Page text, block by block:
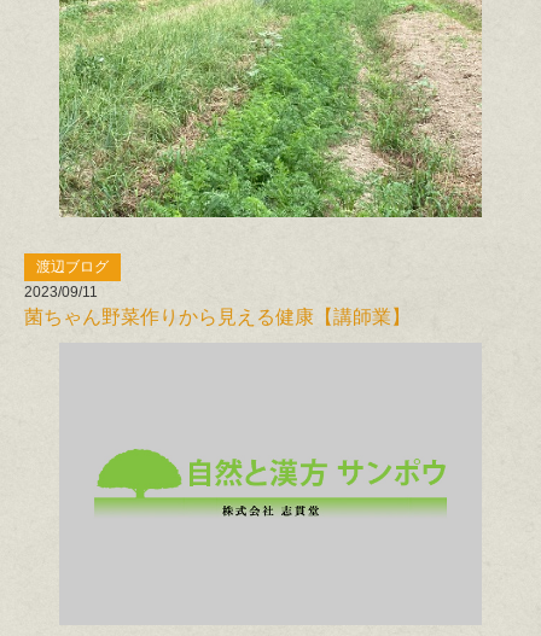
渡辺ブログ
2023/09/11
菌ちゃん野菜作りから見える健康【講師業】